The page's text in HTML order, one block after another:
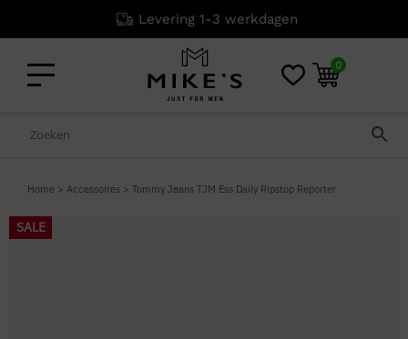
Levering 1-3 werkdagen
0
Home > Accessoires > Tommy Jeans TJM Ess Daily Ripstop Reporter
SALE